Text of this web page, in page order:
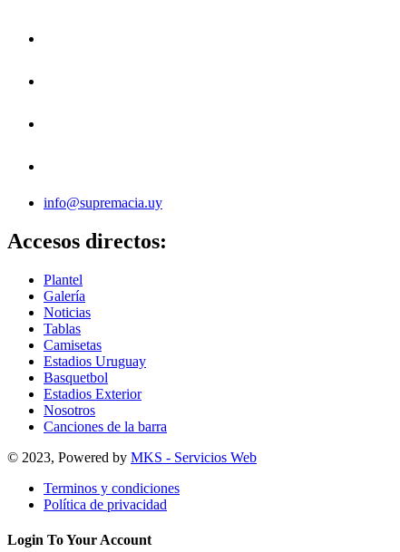
info@supremacia.uy
Accesos directos:
Plantel
Galería
Noticias
Tablas
Camisetas
Estadios Uruguay
Basquetbol
Estadios Exterior
Nosotros
Canciones de la barra
© 2023, Powered by MKS - Servicios Web
Terminos y condiciones
Política de privacidad
Login To Your Account